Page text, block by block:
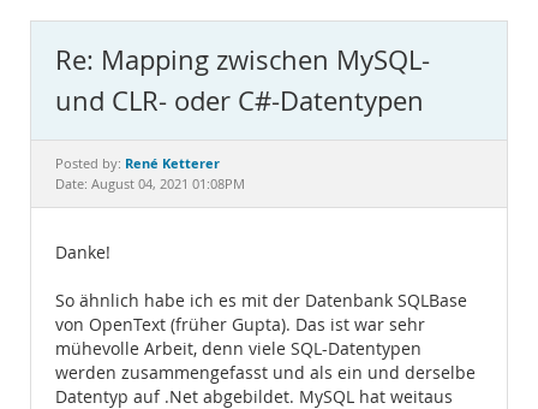
MySQL.com
Downloads
Documentation
Re: Mapping zwischen MySQL-
und CLR- oder C#-Datentypen
Posted by: René Ketterer
Date: August 04, 2021 01:08PM
Danke!
So ähnlich habe ich es mit der Datenbank SQLBase
von OpenText (früher Gupta). Das ist war sehr
mühevolle Arbeit, denn viele SQL-Datentypen
werden zusammengefasst und als ein und derselbe
Datentyp auf .Net abgebildet. MySQL hat weitaus